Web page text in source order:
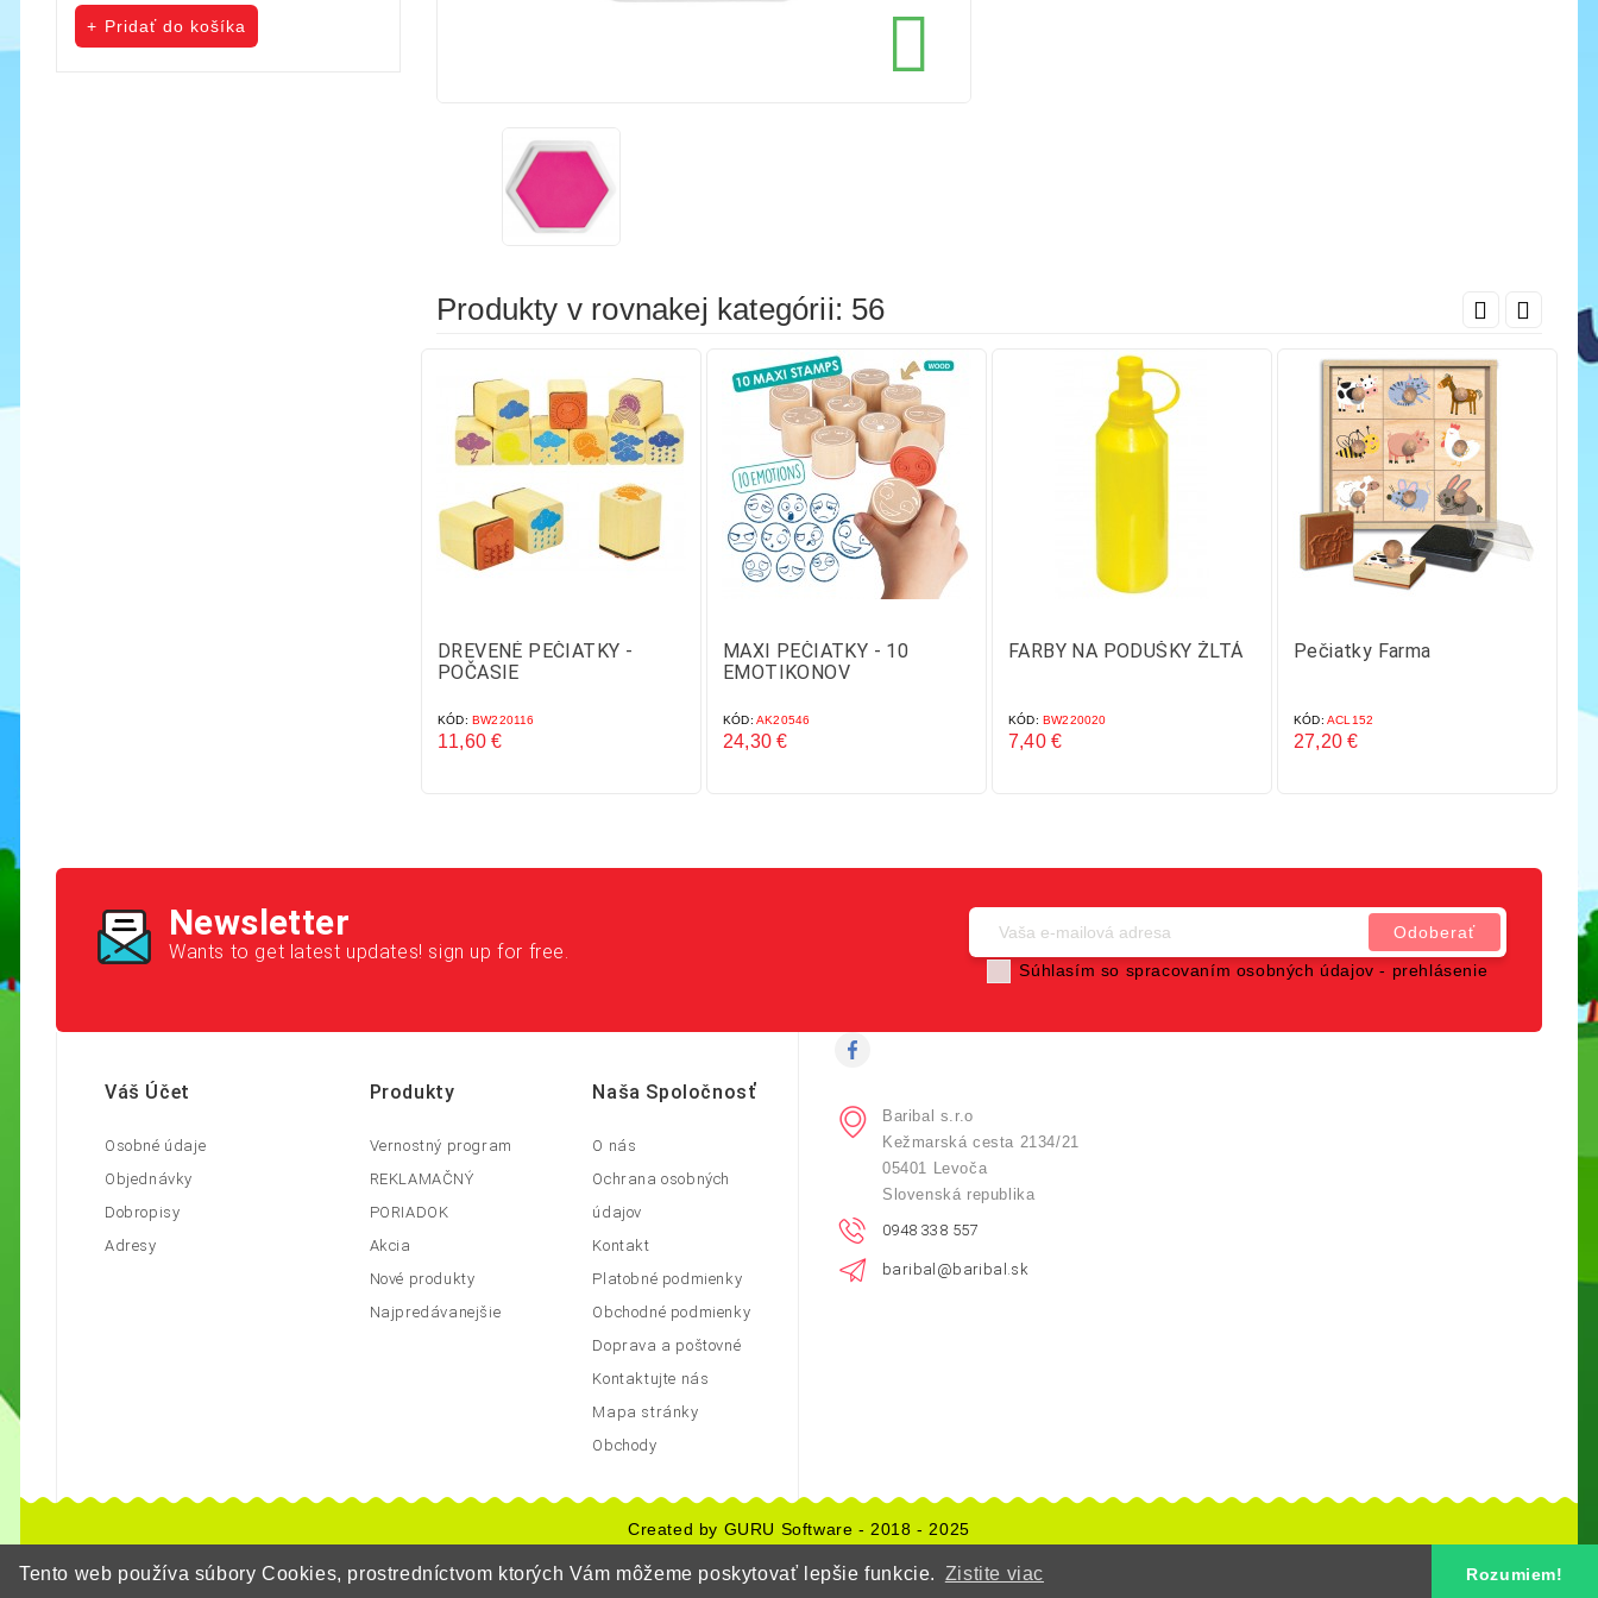
Tento web používa súbory Cookies, prostredníctvom ktorých Vám môžeme poskytovať lepšie funkcie. Zistite viac Rozumiem!
cena
Pridať do košíka 
Produkty v rovnakej kategórii: 56
DREVENÉ PEČIATKY -
POČASIE
KÓD: BW220116
11,60 €
MAXI PEČIATKY - 10
EMOTIKONOV
KÓD: AK20546
24,30 €
FARBY NA PODUŠKY ŽLTÁ
KÓD: BW220020
7,40 €
Pečiatky Farma
KÓD: ACL152
27,20 €
Newsletter
Wants to get latest updates! sign up for free.
Súhlasím so spracovaním osobných údajov - prehlásenie
Váš Účet
Osobné údaje
Objednávky
Dobropisy
Adresy
Produkty
Vernostný program
REKLAMAČNÝ
PORIADOK
Akcia
Nové produkty
Najpredávanejšie
Naša Spoločnosť
O nás
Ochrana osobných
údajov
Kontakt
Platobné podmienky
Obchodné podmienky
Doprava a poštovné
Kontaktujte nás
Mapa stránky
Obchody
Baribal s.r.o
Kežmarská cesta 2134/21
05401 Levoča
Slovenská republika
0948 338 557
baribal@baribal.sk
Created by GURU Software - 2018 - 2025